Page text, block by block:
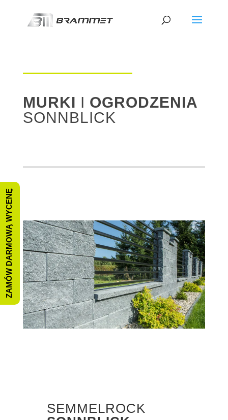
MURKI I OGRODZENIA
SONNBLICK
SEMMELROCK
ZAMÓW DARMOWĄ WYCENĘ